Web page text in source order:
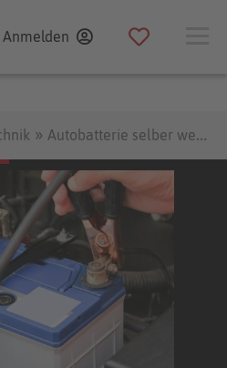
Anmelden
» Autobatterie selber wechseln